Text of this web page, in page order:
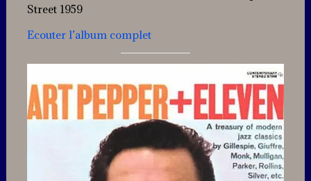
Street 1959
Ecouter l’album complet